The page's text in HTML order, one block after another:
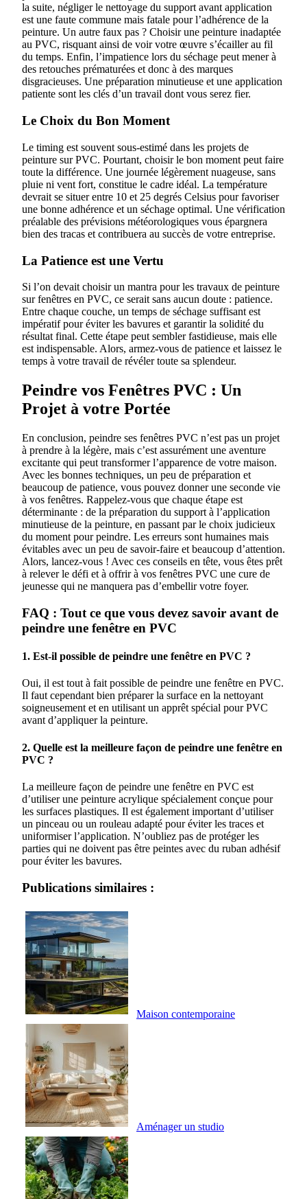
la suite, négliger le nettoyage du support avant application
est une faute commune mais fatale pour l’adhérence de la
peinture. Un autre faux pas ? Choisir une peinture inadaptée
au PVC, risquant ainsi de voir votre œuvre s’écailler au fil
du temps. Enfin, l’impatience lors du séchage peut mener à
des retouches prématurées et donc à des marques
disgracieuses. Une préparation minutieuse et une application
patiente sont les clés d’un travail dont vous serez fier.
Le Choix du Bon Moment
Le timing est souvent sous-estimé dans les projets de
peinture sur PVC. Pourtant, choisir le bon moment peut faire
toute la différence. Une journée légèrement nuageuse, sans
pluie ni vent fort, constitue le cadre idéal. La température
devrait se situer entre 10 et 25 degrés Celsius pour favoriser
une bonne adhérence et un séchage optimal. Une vérification
préalable des prévisions météorologiques vous épargnera
bien des tracas et contribuera au succès de votre entreprise.
La Patience est une Vertu
Si l’on devait choisir un mantra pour les travaux de peinture
sur fenêtres en PVC, ce serait sans aucun doute : patience.
Entre chaque couche, un temps de séchage suffisant est
impératif pour éviter les bavures et garantir la solidité du
résultat final. Cette étape peut sembler fastidieuse, mais elle
est indispensable. Alors, armez-vous de patience et laissez le
temps à votre travail de révéler toute sa splendeur.
Peindre vos Fenêtres PVC : Un
Projet à votre Portée
En conclusion, peindre ses fenêtres PVC n’est pas un projet
à prendre à la légère, mais c’est assurément une aventure
excitante qui peut transformer l’apparence de votre maison.
Avec les bonnes techniques, un peu de préparation et
beaucoup de patience, vous pouvez donner une seconde vie
à vos fenêtres. Rappelez-vous que chaque étape est
déterminante : de la préparation du support à l’application
minutieuse de la peinture, en passant par le choix judicieux
du moment pour peindre. Les erreurs sont humaines mais
évitables avec un peu de savoir-faire et beaucoup d’attention.
Alors, lancez-vous ! Avec ces conseils en tête, vous êtes prêt
à relever le défi et à offrir à vos fenêtres PVC une cure de
jeunesse qui ne manquera pas d’embellir votre foyer.
FAQ : Tout ce que vous devez savoir avant de
peindre une fenêtre en PVC
1. Est-il possible de peindre une fenêtre en PVC ?
Oui, il est tout à fait possible de peindre une fenêtre en PVC.
Il faut cependant bien préparer la surface en la nettoyant
soigneusement et en utilisant un apprêt spécial pour PVC
avant d’appliquer la peinture.
2. Quelle est la meilleure façon de peindre une fenêtre en
PVC ?
La meilleure façon de peindre une fenêtre en PVC est
d’utiliser une peinture acrylique spécialement conçue pour
les surfaces plastiques. Il est également important d’utiliser
un pinceau ou un rouleau adapté pour éviter les traces et
uniformiser l’application. N’oubliez pas de protéger les
parties qui ne doivent pas être peintes avec du ruban adhésif
pour éviter les bavures.
Publications similaires :
Maison contemporaine
Aménager un studio